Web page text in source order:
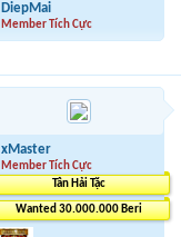
DiepMai
Member Tích Cực
xMaster
Member Tích Cực
Tân Hải Tặc
Wanted 30.000.000 Beri